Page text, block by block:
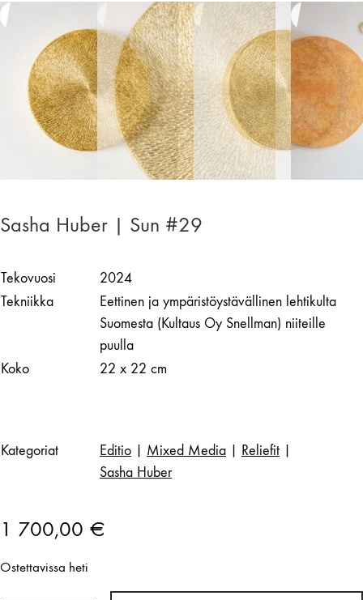
Sasha Huber | Sun #29
Tekovuosi
2024
Tekniikka
Eettinen ja ympäristöystävällinen lehtikulta
Suomesta (Kultaus Oy Snellman) niiteille
puulla
Koko
22 x 22 cm
Kategoriat Editio Mixed Media Reliefit
Sasha Huber
1 700,00 €
Ostettavissa heti